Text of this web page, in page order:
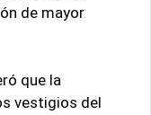
de mayor
que la
vestigios del